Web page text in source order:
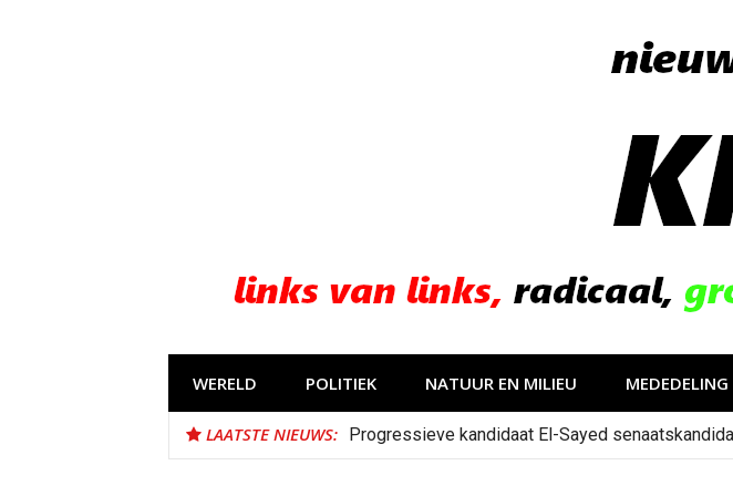
WERELD POLITIEK NATUUR EN MILIEU MEDEDELING
LAATSTE NIEUWS: Progressieve kandidaat El-Sayed